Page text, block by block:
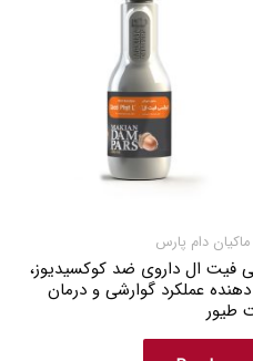
دام پارس
فیت ال داروی ضد کوکسیدیوز،
دهنده عملکرد گوارشی و درمان
طیور